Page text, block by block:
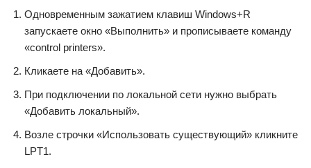
Одновременным зажатием клавиш Windows+R
запускаете окно «Выполнить» и прописываете команду
«control printers».
Кликаете на «Добавить».
При подключении по локальной сети нужно выбрать
«Добавить локальный».
Возле строчки «Использовать существующий» кликните
LPT1.